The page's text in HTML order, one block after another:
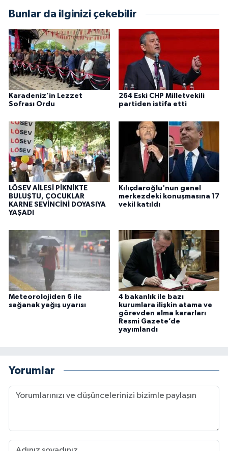
Bunlar da ilginizi çekebilir
Karadeniz’in Lezzet
Sofrası Ordu
264 Eski CHP Milletvekili
partiden istifa etti
LÖSEV AİLESİ PİKNİKTE
BULUŞTU, ÇOCUKLAR
KARNE SEVİNCİNİ DOYASIYA
YAŞADI
Kılıçdaroğlu'nun genel
merkezdeki konuşmasına 17
vekil katıldı
Meteorolojiden 6 ile
sağanak yağış uyarısı
4 bakanlık ile bazı
kurumlara ilişkin atama ve
görevden alma kararları
Resmi Gazete’de
yayımlandı
Yorumlar